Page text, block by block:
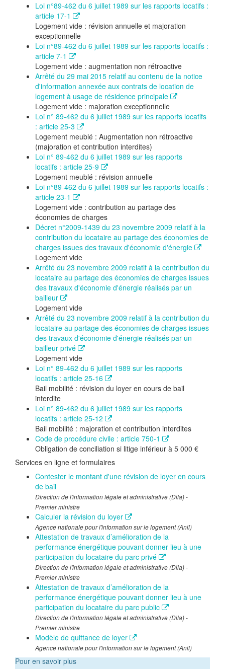
Loi n°89-462 du 6 juillet 1989 sur les rapports locatifs :
article 17-1
Logement vide : révision annuelle et majoration
exceptionnelle
Loi n°89-462 du 6 juillet 1989 sur les rapports locatifs :
article 7-1
Logement vide : augmentation non rétroactive
Arrêté du 29 mai 2015 relatif au contenu de la notice
d'information annexée aux contrats de location de
logement à usage de résidence principale
Logement vide : majoration exceptionnelle
Loi n° 89-462 du 6 juillet 1989 sur les rapports locatifs
: article 25-3
Logement meublé : Augmentation non rétroactive
(majoration et contribution interdites)
Loi n° 89-462 du 6 juillet 1989 sur les rapports
locatifs : article 25-9
Logement meublé : révision annuelle
Loi n°89-462 du 6 juillet 1989 sur les rapports locatifs :
article 23-1
Logement vide : contribution au partage des
économies de charges
Décret n°2009-1439 du 23 novembre 2009 relatif à la
contribution du locataire au partage des économies de
charges issues des travaux d'économie d'énergie
Logement vide
Arrêté du 23 novembre 2009 relatif à la contribution du
locataire au partage des économies de charges issues
des travaux d'économie d'énergie réalisés par un
bailleur
Logement vide
Arrêté du 23 novembre 2009 relatif à la contribution du
locataire au partage des économies de charges issues
des travaux d'économie d'énergie réalisés par un
bailleur privé
Logement vide
Loi n° 89-462 du 6 juillet 1989 sur les rapports
locatifs : article 25-16
Bail mobilité : révision du loyer en cours de bail
interdite
Loi n° 89-462 du 6 juillet 1989 sur les rapports
locatifs : article 25-12
Bail mobilité : majoration et contribution interdites
Code de procédure civile : article 750-1
Obligation de conciliation si litige inférieur à 5 000 €
Services en ligne et formulaires
Contester le montant d'une révision de loyer en cours
de bail
Direction de l'information légale et administrative (Dila) -
Premier ministre
Calculer la révision du loyer
Agence nationale pour l'information sur le logement (Anil)
Attestation de travaux d’amélioration de la
performance énergétique pouvant donner lieu à une
participation du locataire du parc privé
Direction de l'information légale et administrative (Dila) -
Premier ministre
Attestation de travaux d’amélioration de la
performance énergétique pouvant donner lieu à une
participation du locataire du parc public
Direction de l'information légale et administrative (Dila) -
Premier ministre
Modèle de quittance de loyer
Agence nationale pour l'information sur le logement (Anil)
Pour en savoir plus